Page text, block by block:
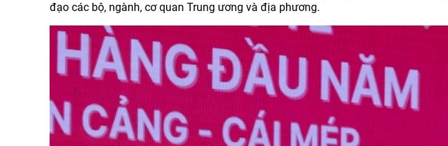
đạo các bộ, ngành, cơ quan Trung ương và địa phương.